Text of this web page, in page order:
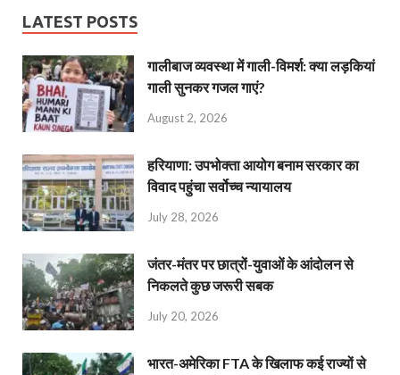
LATEST POSTS
गालीबाज व्‍यवस्‍था में गाली-विमर्श: क्या लड़कियां
गाली सुनकर गजल गाएं?
August 2, 2026
हरियाणा: उपभोक्ता आयोग बनाम सरकार का
विवाद पहुंचा सर्वोच्च न्यायालय
July 28, 2026
जंतर-मंतर पर छात्रों-युवाओं के आंदोलन से
निकलते कुछ जरूरी सबक
July 20, 2026
भारत-अमेरिका FTA के खिलाफ कई राज्यों से